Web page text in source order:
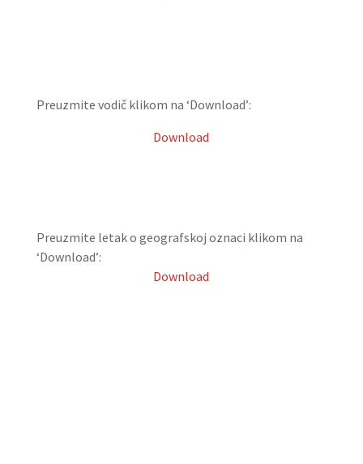
Preuzmite vodič klikom na ‘Download’:
Download
Preuzmite letak o geografskoj oznaci klikom na
‘Download’:
Download